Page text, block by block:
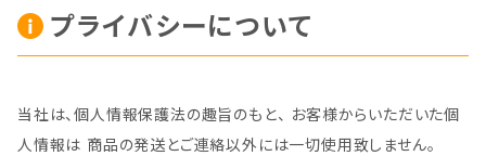
プライバシーについて
当社は、個人情報保護法の趣旨のもと、 お客様からいただいた個
人情報は 商品の発送とご連絡以外には一切使用致しません。